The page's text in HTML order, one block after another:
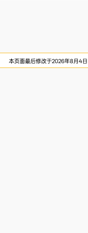
本页面最后修改于2026年8月4日